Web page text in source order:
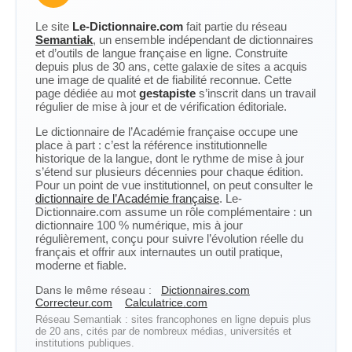
Le site Le-Dictionnaire.com fait partie du réseau
Semantiak, un ensemble indépendant de dictionnaires
et d’outils de langue française en ligne. Construite
depuis plus de 30 ans, cette galaxie de sites a acquis
une image de qualité et de fiabilité reconnue. Cette
page dédiée au mot gestapiste s’inscrit dans un travail
régulier de mise à jour et de vérification éditoriale.
Le dictionnaire de l’Académie française occupe une
place à part : c’est la référence institutionnelle
historique de la langue, dont le rythme de mise à jour
s’étend sur plusieurs décennies pour chaque édition.
Pour un point de vue institutionnel, on peut consulter le
dictionnaire de l’Académie française. Le-
Dictionnaire.com assume un rôle complémentaire : un
dictionnaire 100 % numérique, mis à jour
régulièrement, conçu pour suivre l’évolution réelle du
français et offrir aux internautes un outil pratique,
moderne et fiable.
Dans le même réseau :
Dictionnaires.com
Correcteur.com
Calculatrice.com
Réseau Semantiak : sites francophones en ligne depuis plus
de 20 ans, cités par de nombreux médias, universités et
institutions publiques.